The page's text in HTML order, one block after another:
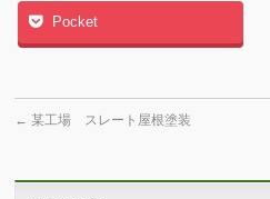
Pocket
← 某工場 スレート屋根塗装